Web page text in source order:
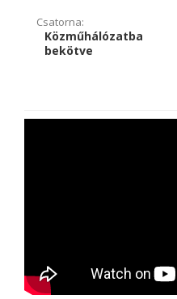
Csatorna:
Közműhálózatba
bekötve